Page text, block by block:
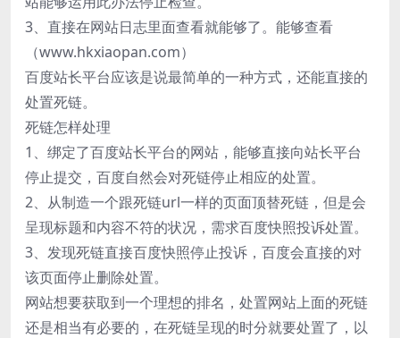
3、直接在网站日志里面查看就能够了。能够查看
（www.hkxiaopan.com）
百度站长平台应该是说最简单的一种方式，还能直接的
处置死链。
死链怎样处理
1、绑定了百度站长平台的网站，能够直接向站长平台
停止提交，百度自然会对死链停止相应的处置。
2、从制造一个跟死链url一样的页面顶替死链，但是会
呈现标题和内容不符的状况，需求百度快照投诉处置。
3、发现死链直接百度快照停止投诉，百度会直接的对
该页面停止删除处置。
网站想要获取到一个理想的排名，处置网站上面的死链
还是相当有必要的，在死链呈现的时分就要处置了，以